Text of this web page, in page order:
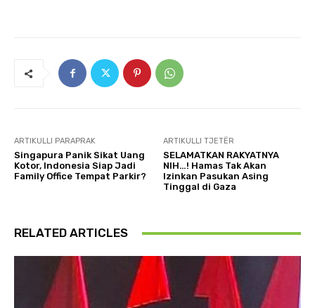
ARTIKULLI PARAPRAK
Singapura Panik Sikat Uang
Kotor, Indonesia Siap Jadi
Family Office Tempat Parkir?
ARTIKULLI TJETËR
SELAMATKAN RAKYATNYA
NIH…! Hamas Tak Akan
Izinkan Pasukan Asing
Tinggal di Gaza
RELATED ARTICLES